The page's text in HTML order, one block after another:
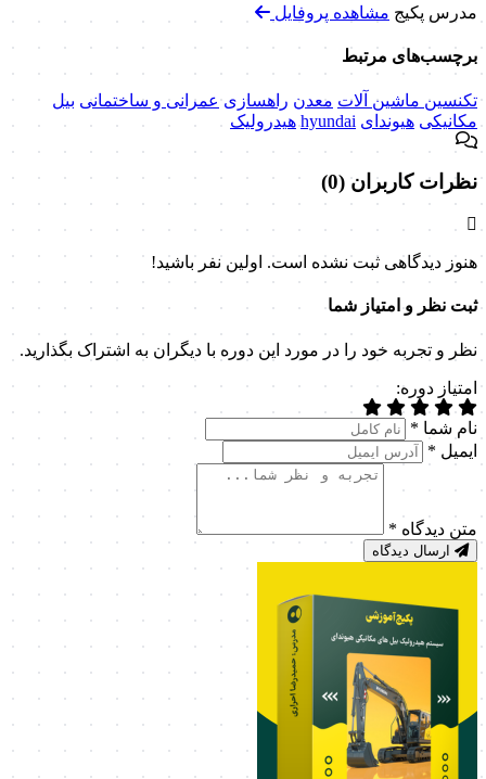
مدرس پکیج مشاهده پروفایل
برچسب‌های مرتبط
تکنسین ماشین آلات معدن راهسازی عمرانی و ساختمانی بیل
مکانیکی هیوندای hyundai هیدرولیک
نظرات کاربران (0)
هنوز دیدگاهی ثبت نشده است. اولین نفر باشید!
ثبت نظر و امتیاز شما
نظر و تجربه خود را در مورد این دوره با دیگران به اشتراک بگذارید.
امتیاز دوره:
نام شما *
ایمیل *
متن دیدگاه *
ارسال دیدگاه